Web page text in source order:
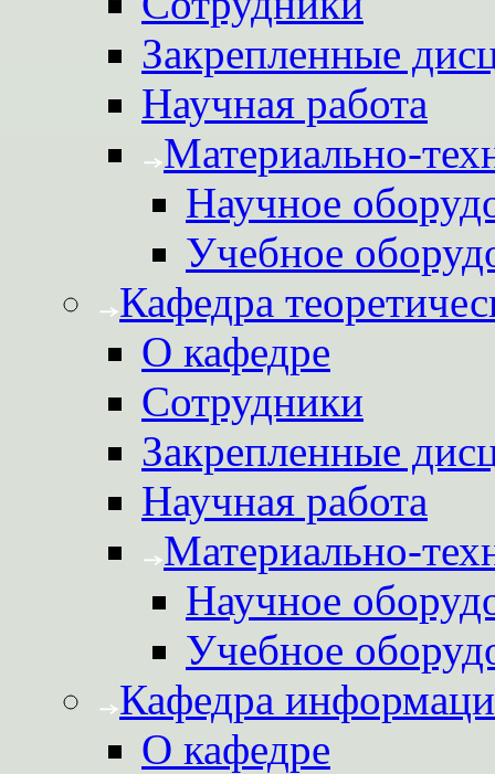
Закрепленные
Научная работа
Материально-
Научное
Учебное
Кафедра
О кафедре
Сотрудники
Закрепленные
Научная работа
Материально-
Научное
Учебное
Кафедра
О кафедре